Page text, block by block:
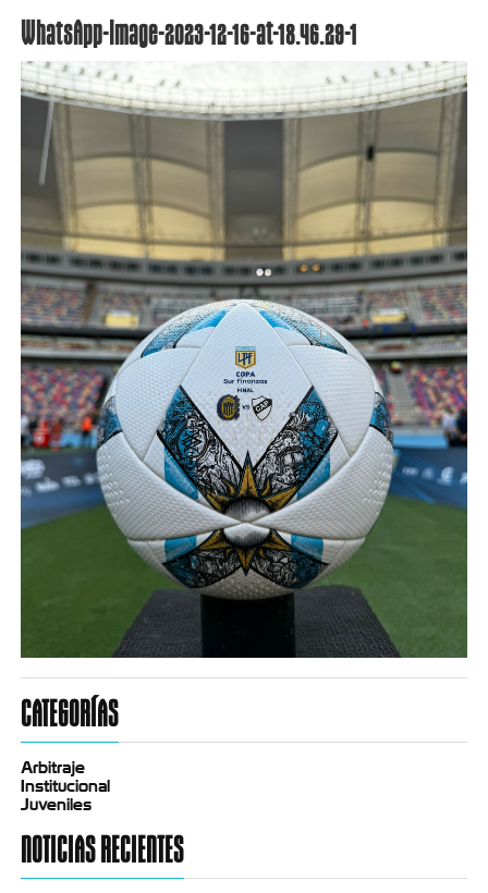
WhatsApp-Image-2023-12-16-at-18.46.29-1
CATEGORÍAS
Arbitraje
Institucional
Juveniles
NOTICIAS RECIENTES